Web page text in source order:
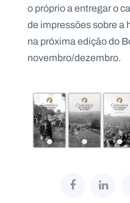
o próprio a entregar o
de impressões sobre a
na próxima edição do
novembro/dezembro.